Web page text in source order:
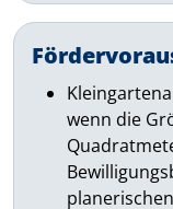
wenn die